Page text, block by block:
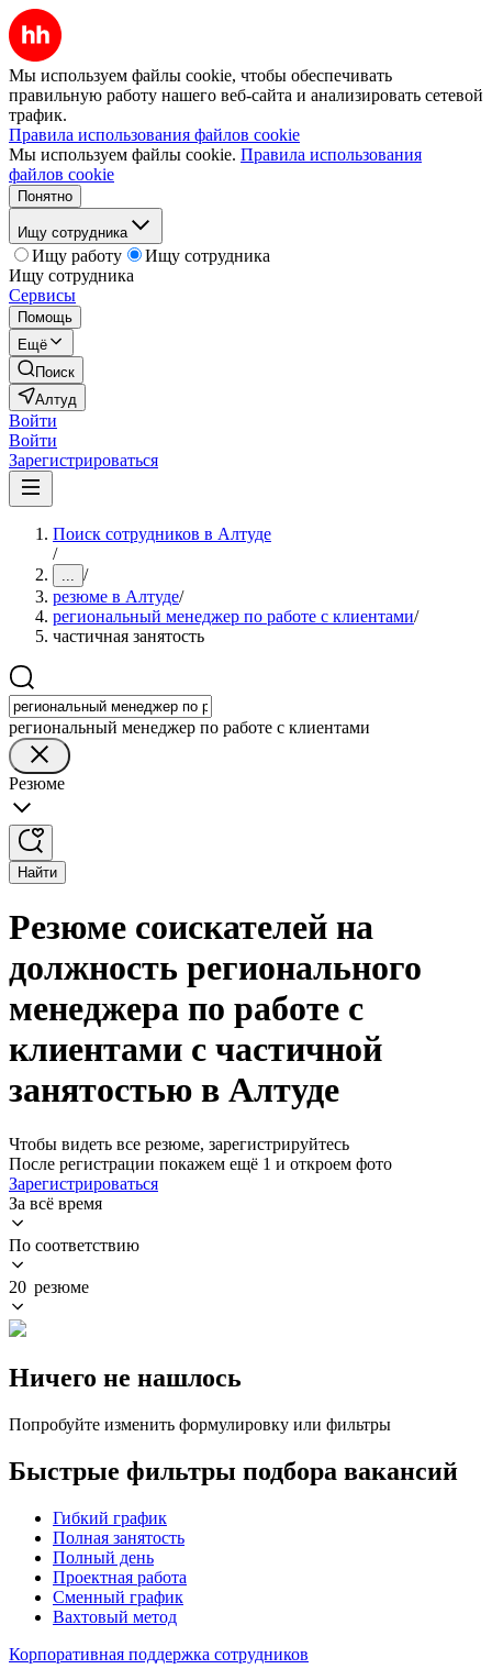
Мы используем файлы cookie, чтобы обеспечивать
правильную работу нашего веб-сайта и анализировать сетевой
трафик.
Правила использования файлов cookie
Мы используем файлы cookie. Правила использования
файлов cookie
Понятно
Ищу сотрудника
Ищу работу
Ищу сотрудника
Ищу сотрудника
Сервисы
Помощь
Ещё
Поиск
Алтуд
Войти
Войти
Зарегистрироваться
Поиск сотрудников в Алтуде
/
... /
резюме в Алтуде/
региональный менеджер по работе с клиентами/
частичная занятость
региональный менеджер по работе с клиентами
Резюме
Найти
Резюме соискателей на
должность регионального
менеджера по работе с
клиентами с частичной
занятостью в Алтуде
Чтобы видеть все резюме, зарегистрируйтесь
После регистрации покажем ещё 1 и откроем фото
Зарегистрироваться
За всё время
По соответствию
20 резюме
Ничего не нашлось
Попробуйте изменить формулировку или фильтры
Быстрые фильтры подбора вакансий
Гибкий график
Полная занятость
Полный день
Проектная работа
Сменный график
Вахтовый метод
Корпоративная поддержка сотрудников